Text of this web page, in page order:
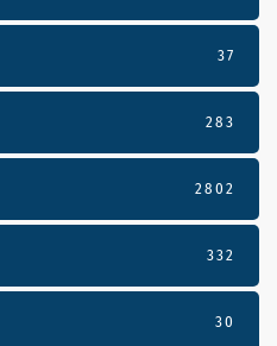
37
283
2802
332
30